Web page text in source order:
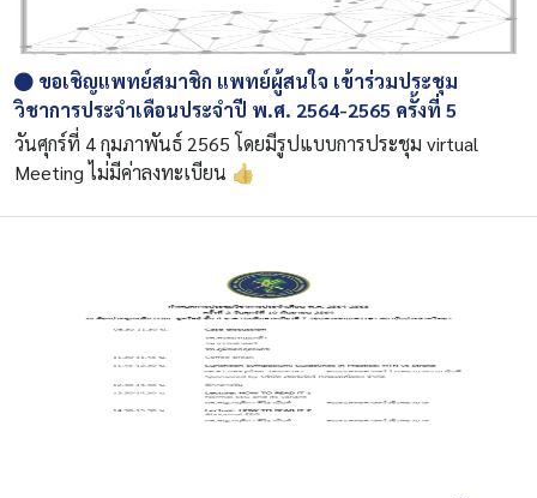
ขอเชิญแพทย์สมาชิก แพทย์ผู้สนใจ เข้าร่วมประชุม
วิชาการประจำเดือนประจำปี พ.ศ. 2564-2565 ครั้งที่ 5
วันศุกร์ที่ 4 กุมภาพันธ์ 2565 โดยมีรูปแบบการประชุม virtual
Meeting ไม่มีค่าลงทะเบียน 👍